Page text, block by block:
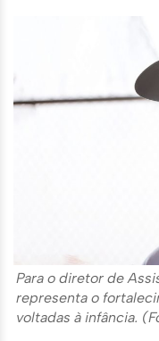
Para o diretor de
representa o
voltadas à infância.